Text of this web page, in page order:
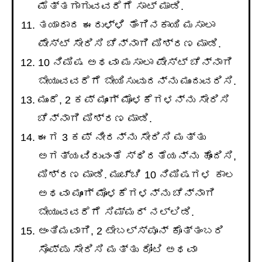
ಮೆತ್ತಗಾಗುವವರೆಗೆ ಸಾಟ್ ಮಾಡಿ.
ತಯಾರಾದ ಈರುಳ್ಳಿ ತೆಂಗಿನಕಾಯಿ ಮಸಾಲಾ
ಪೇಸ್ಟ್ ಸೇರಿಸಿ ಚೆನ್ನಾಗಿ ಮಿಶ್ರಣ ಮಾಡಿ.
10 ನಿಮಿಷ ಅಥವಾ ಮಸಾಲಾ ಪೇಸ್ಟ್ ಚೆನ್ನಾಗಿ
ಬೇಯುವವರೆಗೆ ಬೇಯಿಸುವುದನ್ನು ಮುಂದುವರಿಸಿ.
ಮುಂದೆ, 2 ಕಪ್ ಮೂಂಗ್ ಮೊಳಕೆಗಳನ್ನು ಸೇರಿಸಿ
ಚೆನ್ನಾಗಿ ಮಿಶ್ರಣ ಮಾಡಿ.
ಈಗ 3 ಕಪ್ ನೀರನ್ನು ಸೇರಿಸಿ ಮತ್ತು
ಅಗತ್ಯವಿರುವಂತೆ ಸ್ಥಿರತೆಯನ್ನು ಹೊಂದಿಸಿ,
ಮಿಶ್ರಣ ಮಾಡಿ. ಮುಚ್ಚಿ 10 ನಿಮಿಷಗಳ ಕಾಲ
ಅಥವಾ ಮೂಂಗ್ ಮೊಳಕೆಗಳನ್ನು ಚೆನ್ನಾಗಿ
ಬೇಯುವವರೆಗೆ ಸಿಮ್ಮರ್ ನಲ್ಲಿಡಿ.
ಅಂತಿಮವಾಗಿ, 2 ಟೇಬಲ್ಸ್ಪೂನ್ ಕೊತ್ತಂಬರಿ
ಸೊಪ್ಪು ಸೇರಿಸಿ ಮತ್ತು ರೋಟಿ ಅಥವಾ